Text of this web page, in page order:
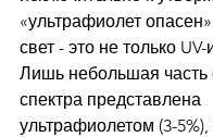
«ультрафиолет
свет - это не только
Лишь небольшая часть
спектра представлена
ультрафиолетом (3-5%),